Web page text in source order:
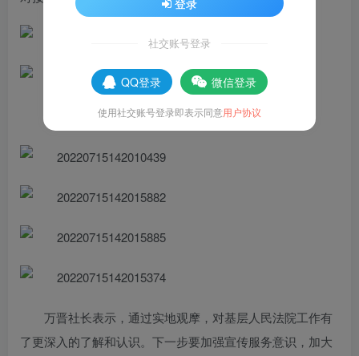
万晋社长表示，通过实地观摩，对基层人民法院工作有
了更深入的了解和认识。下一步要加强宣传服务意识，加大
社交账号登录
QQ登录 微信登录
使用社交账号登录即表示同意用户协议